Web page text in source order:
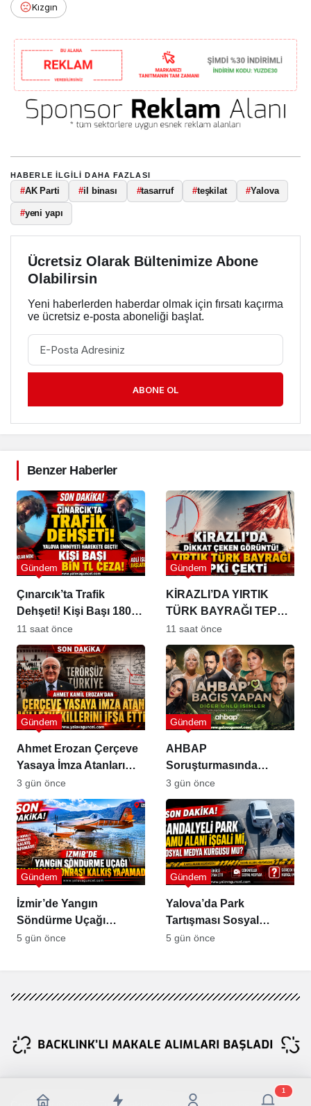
Kızgın
HABERLE ILGILI DAHA FAZLASI
#AK Parti #il binası #tasarruf #teşkilat #Yalova
#yeni yapı
Ücretsiz Olarak Bültenimize Abone
Olabilirsin
Yeni haberlerden haberdar olmak için fırsatı kaçırma
ve ücretsiz e-posta aboneliği başlat.
ABONE OL
Benzer Haberler
Çınarcık’ta Trafik
Dehşeti! Kişi Başı 180
Bin TL Ceza
Gündem
11 saat önce
KİRAZLI’DA YIRTIK
TÜRK BAYRAĞI TEPKİ
ÇEKTİ
Gündem
11 saat önce
Ahmet Erozan Çerçeve
Yasaya İmza Atanları
İfşa Etti
Gündem
3 gün önce
AHBAP
Soruşturmasında
İncelenen Bağış Listesi
Gündemde
Gündem
3 gün önce
İzmir’de Yangın
Söndürme Uçağı
Gölette Kalkış
Gündem
5 gün önce
Yalova’da Park
Tartışması Sosyal
Medyada Büyük Yankı
Gündem
5 gün önce
1